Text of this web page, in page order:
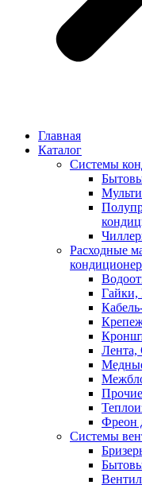
Главная
Каталог
Системы
Расходные
Лента,
Фреон
Системы